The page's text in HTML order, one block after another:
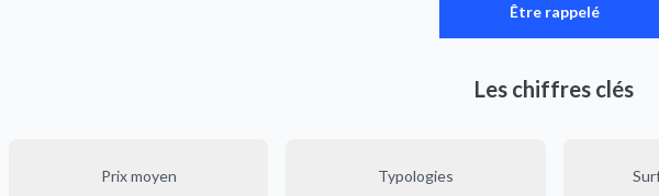
Être rappelé
Les chiffres clés
Prix moyen Typologies